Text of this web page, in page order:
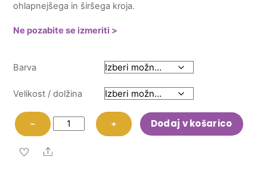
62,46 €.
ohlapnejšega in širšega kroja.
Ne pozabite se izmeriti >
Barva
Velikost / dolžina
−
Tunika
Glenda
+ Dodaj v košarico
Share